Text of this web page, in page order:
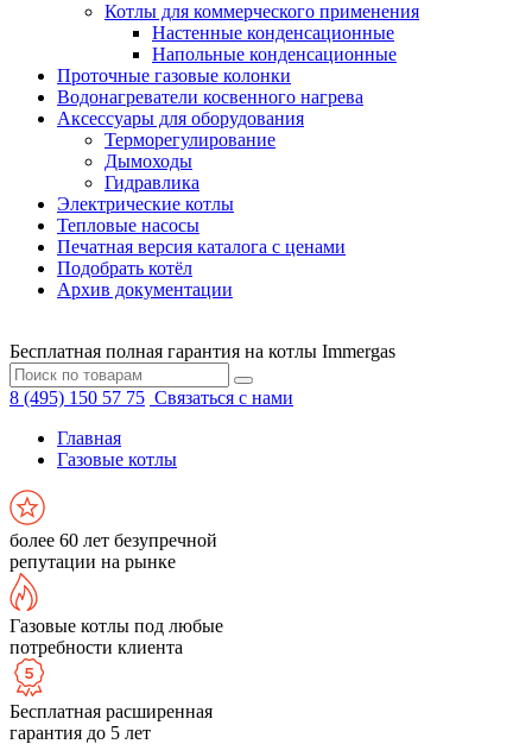
Котлы для коммерческого применения
Настенные конденсационные
Напольные конденсационные
Проточные газовые колонки
Водонагреватели косвенного нагрева
Аксессуары для оборудования
Терморегулирование
Дымоходы
Гидравлика
Электрические котлы
Тепловые насосы
Печатная версия каталога с ценами
Подобрать котёл
Архив документации
Бесплатная полная гарантия на котлы Immergas
8 (495) 150 57 75 Связаться с нами
Главная
Газовые котлы
более 60 лет безупречной
репутации на рынке
Газовые котлы под любые
потребности клиента
Бесплатная расширенная
гарантия до 5 лет